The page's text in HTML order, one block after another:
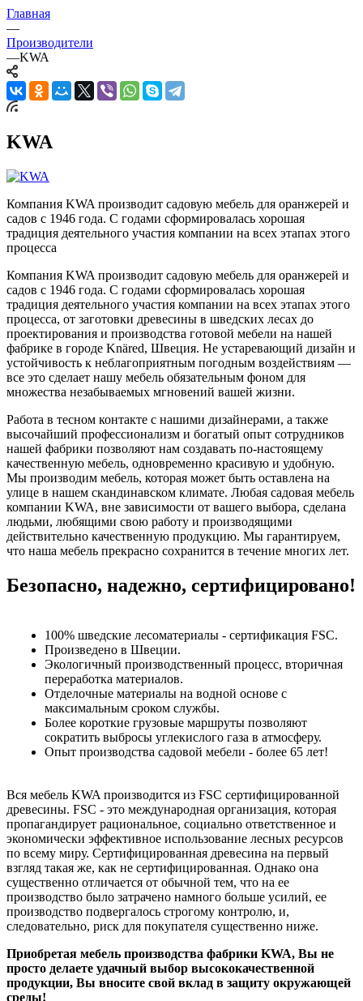
Главная
—
Производители
—KWA
KWA
Компания KWA производит садовую мебель для оранжерей и
садов с 1946 года. С годами сформировалась хорошая
традиция деятельного участия компании на всех этапах этого
процесса
Компания KWA производит садовую мебель для оранжерей и
садов с 1946 года. С годами сформировалась хорошая
традиция деятельного участия компании на всех этапах этого
процесса, от заготовки древесины в шведских лесах до
проектирования и производства готовой мебели на нашей
фабрике в городе Knäred, Швеция. Не устаревающий дизайн и
устойчивость к неблагоприятным погодным воздействиям —
все это сделает нашу мебель обязательным фоном для
множества незабываемых мгновений вашей жизни.
Работа в тесном контакте с нашими дизайнерами, а также
высочайший профессионализм и богатый опыт сотрудников
нашей фабрики позволяют нам создавать по-настоящему
качественную мебель, одновременно красивую и удобную.
Мы производим мебель, которая может быть оставлена на
улице в нашем скандинавском климате. Любая садовая мебель
компании KWA, вне зависимости от вашего выбора, сделана
людьми, любящими свою работу и производящими
действительно качественную продукцию. Мы гарантируем,
что наша мебель прекрасно сохранится в течение многих лет.
Безопасно, надежно, сертифицировано!
100% шведские лесоматериалы - сертификация FSC.
Произведено в Швеции.
Экологичный производственный процесс, вторичная
переработка материалов.
Отделочные материалы на водной основе с
максимальным сроком службы.
Более короткие грузовые маршруты позволяют
сократить выбросы углекислого газа в атмосферу.
Опыт производства садовой мебели - более 65 лет!
Вся мебель KWA производится из FSC сертифицированной
древесины. FSC - это международная организация, которая
пропагандирует рациональное, социально ответственное и
экономически эффективное использование лесных ресурсов
по всему миру. Сертифицированная древесина на первый
взгляд такая же, как не сертифицированная. Однако она
существенно отличается от обычной тем, что на ее
производство было затрачено намного больше усилий, ее
производство подвергалось строгому контролю, и,
следовательно, риск для покупателя существенно ниже.
Приобретая мебель производства фабрики KWA, Вы не
просто делаете удачный выбор высококачественной
продукции, Вы вносите свой вклад в защиту окружающей
среды!